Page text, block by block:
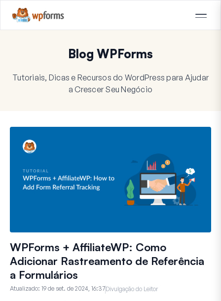
Blog WPForms
Tutoriais, Dicas e Recursos do WordPress para Ajudar
a Crescer Seu Negócio
WPForms + AffiliateWP: Como
Adicionar Rastreamento de Referência
a Formulários
Atualizado: 19 de set. de 2024, 16:37Divulgação do Leitor